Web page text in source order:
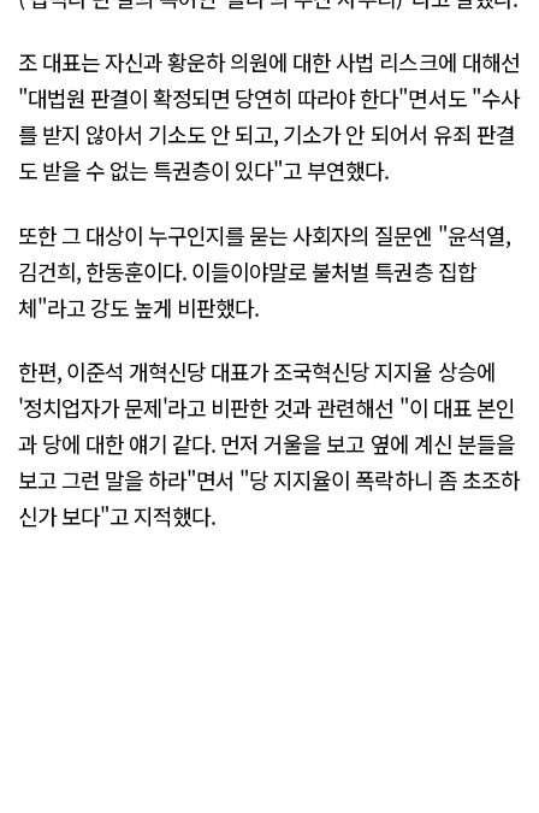
조 대표는 자신과 황운하 의원에 대한 사법 리스크에 대해선
"대법원 판결이 확정되면 당연히 따라야 한다"면서도 "수사
를 받지 않아서 기소도 안 되고, 기소가 안 되어서 유죄 판결
도 받을 수 없는 특권층이 있다"고 부연했다.
또한 그 대상이 누구인지를 묻는 사회자의 질문엔 "윤석열,
김건희, 한동훈이다. 이들이야말로 불처벌 특권층 집합
체"라고 강도 높게 비판했다.
한편, 이준석 개혁신당 대표가 조국혁신당 지지율 상승에
'정치업자가 문제'라고 비판한 것과 관련해선 "이 대표 본인
과 당에 대한 얘기 같다. 먼저 거울을 보고 옆에 계신 분들을
보고 그런 말을 하라"면서 "당 지지율이 폭락하니 좀 초조하
신가 보다"고 지적했다.